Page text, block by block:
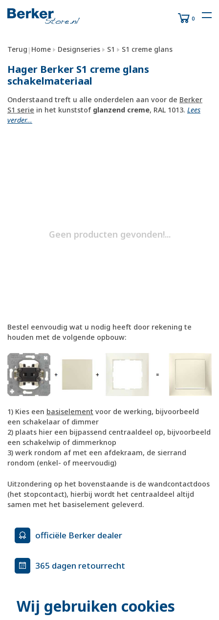
Wij gebruiken cookies
0
Terug | Home Designseries S1 S1 creme glans
Hager Berker S1 creme glans
schakelmateriaal
Onderstaand treft u alle onderdelen aan voor de Berker
S1 serie in het kunststof glanzend creme, RAL 1013. Lees
verder...
Geen producten gevonden!...
Bestel eenvoudig wat u nodig heeft door rekening te
houden met de volgende opbouw:
1) Kies een basiselement voor de werking, bijvoorbeeld
een schakelaar of dimmer
2) plaats hier een bijpassend centraaldeel op, bijvoorbeeld
een schakelwip of dimmerknop
3) werk rondom af met een afdekraam, de sierrand
rondom (enkel- of meervoudig)
Uitzondering op het bovenstaande is de wandcontactdoos
(het stopcontact), hierbij wordt het centraaldeel altijd
samen met het basiselement geleverd.
officiële Berker dealer
365 dagen retourrecht